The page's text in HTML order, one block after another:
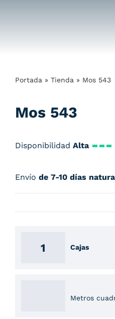
Portada » Tienda » Mos 543
Mos 543
Disponibilidad Alta
Envío de 7-10 días
Cajas
Metros